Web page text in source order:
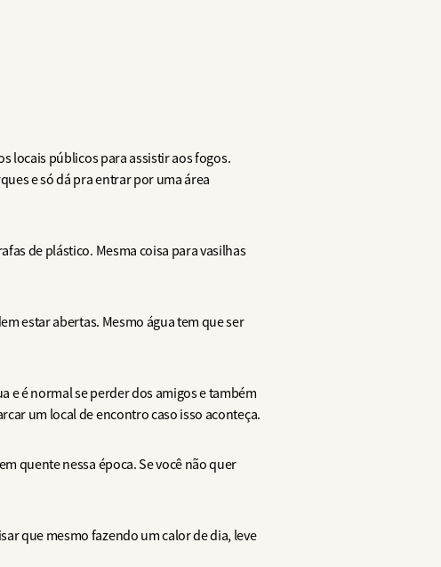
locais públicos para assistir aos fogos.
e só dá pra entrar por uma área
de plástico. Mesma coisa para vasilhas
estar abertas. Mesmo água tem que ser
e é normal se perder dos amigos e também
um local de encontro caso isso aconteça.
quente nessa época. Se você não quer
que mesmo fazendo um calor de dia, leve